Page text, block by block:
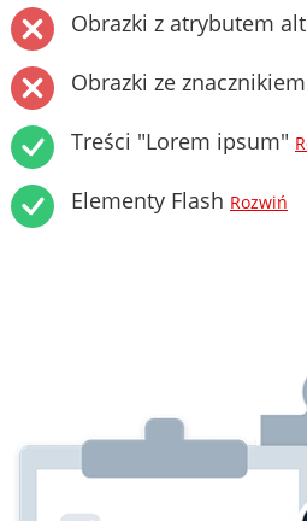
Obrazki z atrybutem alt
Obrazki ze
Treści "Lorem ipsum"
Elementy Flash Rozwiń